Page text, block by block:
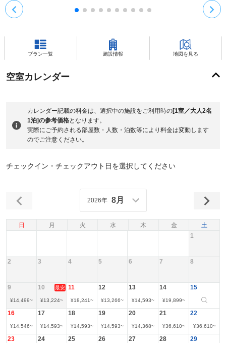
プラン一覧 施設情報 地図を見る
空室カレンダー
カレンダー記載の料金は、選択中の施設をご利用時の[1室／大人2名
1泊]の参考価格となります。
実際にご予約される部屋数・人数・泊数等により料金は変動します
のでご注意ください。
チェックイン・チェックアウト日を選択してください
日 月 火 水 木 金 土
2026年 8月
1
2 3 4 5 6 7 8
9
¥14,499~
10 最安
¥13,224~
11
¥18,241~
12
¥13,266~
13
¥14,593~
14
¥19,899~
15
16
¥14,546~
17
¥14,593~
18
¥14,593~
19
¥14,593~
20
¥14,368~
21
¥36,610~
22
¥36,610~
23 24 25 26 27 28 29